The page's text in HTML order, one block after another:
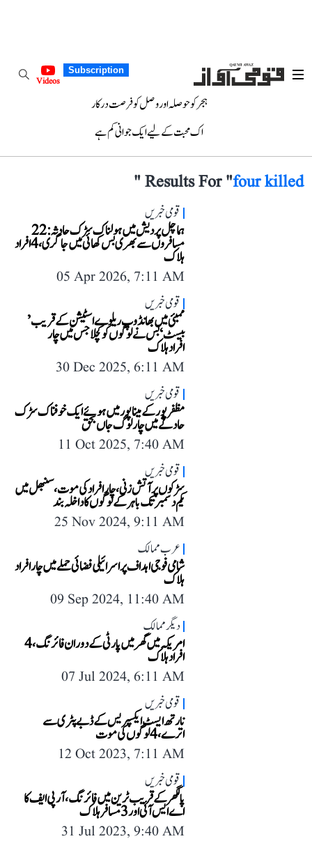
Subscription
Videos
ہجر کو حوصلہ اور وصل کو فرصت درکار
اک محبت کے لیے ایک جوانی کم ہے
Results For "four killed
"
قومی خبریں
ہماچل پردیش میں ہولناک سڑک حادثہ: 22
مسافروں سے بھری بس کھائی میں جا گری، 4 افراد
ہلاک
05 Apr 2026, 7:11 AM
قومی خبریں
ممبئی میں بھانڈوپ ریلوے اسٹیشن کے قریب’
بیسٹ ‘ بس نے لوگوں کو کچلا جس میں چار
افرادہلاک
30 Dec 2025, 6:11 AM
قومی خبریں
مظفر پور کے مینا پور میں ہوئے ایک خوفناک سڑک
حادثے میں چار لوگ جاں بحق
11 Oct 2025, 7:40 AM
قومی خبریں
سڑکوں پر آتش زنی، چار افراد کی موت، سنبھل میں
یکم دسمبر تک باہر کے لوگوں کا داخلہ بند
25 Nov 2024, 9:11 AM
عرب ممالک
شامی فوجی اہداف پر اسرائیلی فضائی حملے میں چار افراد
ہلاک
09 Sep 2024, 11:40 AM
دیگر ممالک
امریکہ میں گھر میں پارٹی کے دوران فائرنگ، 4
افراد ہلاک
07 Jul 2024, 6:11 AM
قومی خبریں
نارتھ ایسٹ ایکسپریس کے ڈبے پٹری سے
اترے، 4 لوگوں کی موت
12 Oct 2023, 7:11 AM
قومی خبریں
پالگھر کے قریب ٹرین میں فائرنگ، آر پی ایف کا
اے ایس آئی اور 3 مسافر ہلاک
31 Jul 2023, 9:40 AM